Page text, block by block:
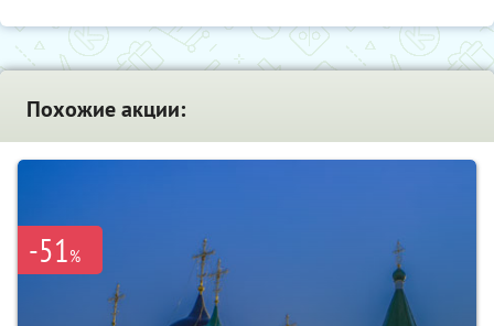
Похожие акции:
-51%